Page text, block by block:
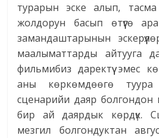
турарын эске алып,
жолдорун басып өтүүгө
замандаштарынын
маалыматтарды айтууга
фильмибиз даректүү эмес
аны көркөмдөөгө
сценарийи даяр болгондон
бир ай даярдык көрдүк.
мезгил болгондуктан